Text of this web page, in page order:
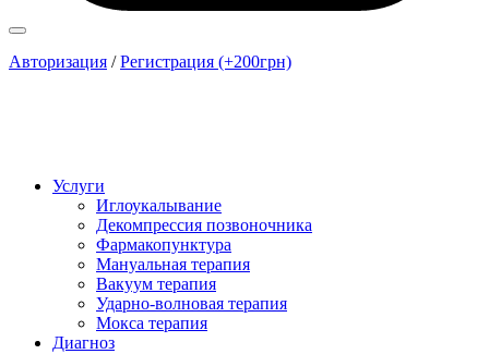
Авторизация /Регистрация (+200грн)
Услуги
Иглоукалывание
Декомпрессия позвоночника
Фармакопунктура
Мануальная терапия
Вакуум терапия
Ударно-волновая терапия
Мокса терапия
Диагноз